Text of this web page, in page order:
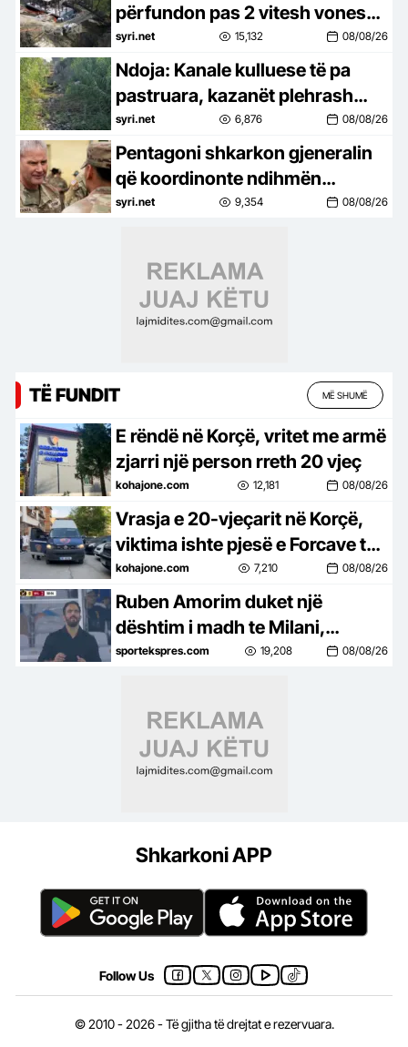
përfundon pas 2 vitesh vonesë,
Rama e ‘përuron’ online pa asnjë
shpjegim
syri.net 15,132 08/08/26
Ndoja: Kanale kulluese të pa
pastruara, kazanët plehrash
plot, kjo është gjendja në
Shkozet, ish-Kënetë, Vëllazërim
dhe Durrës
syri.net 6,876 08/08/26
Pentagoni shkarkon gjeneralin
që koordinonte ndihmën
ushtarake për Ukrainën
syri.net 9,354 08/08/26
TË FUNDIT MË SHUMË
E rëndë në Korçë, vritet me armë
zjarri një person rreth 20 vjeç
kohajone.com 12,181 08/08/26
Vrasja e 20-vjeçarit në Korçë,
viktima ishte pjesë e Forcave të
Armatosura
kohajone.com 7,210 08/08/26
Ruben Amorim duket një
dështim i madh te Milani,
Chelsea fiton lehtë kundër
sportekspres.com 19,208 08/08/26
Shkarkoni APP
Follow Us
© 2010 - 2026 - Të gjitha të drejtat e rezervuara.